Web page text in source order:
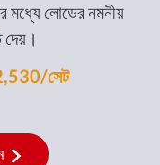
মধ্যে লোডের নমনীয়
দেয়।
সেট